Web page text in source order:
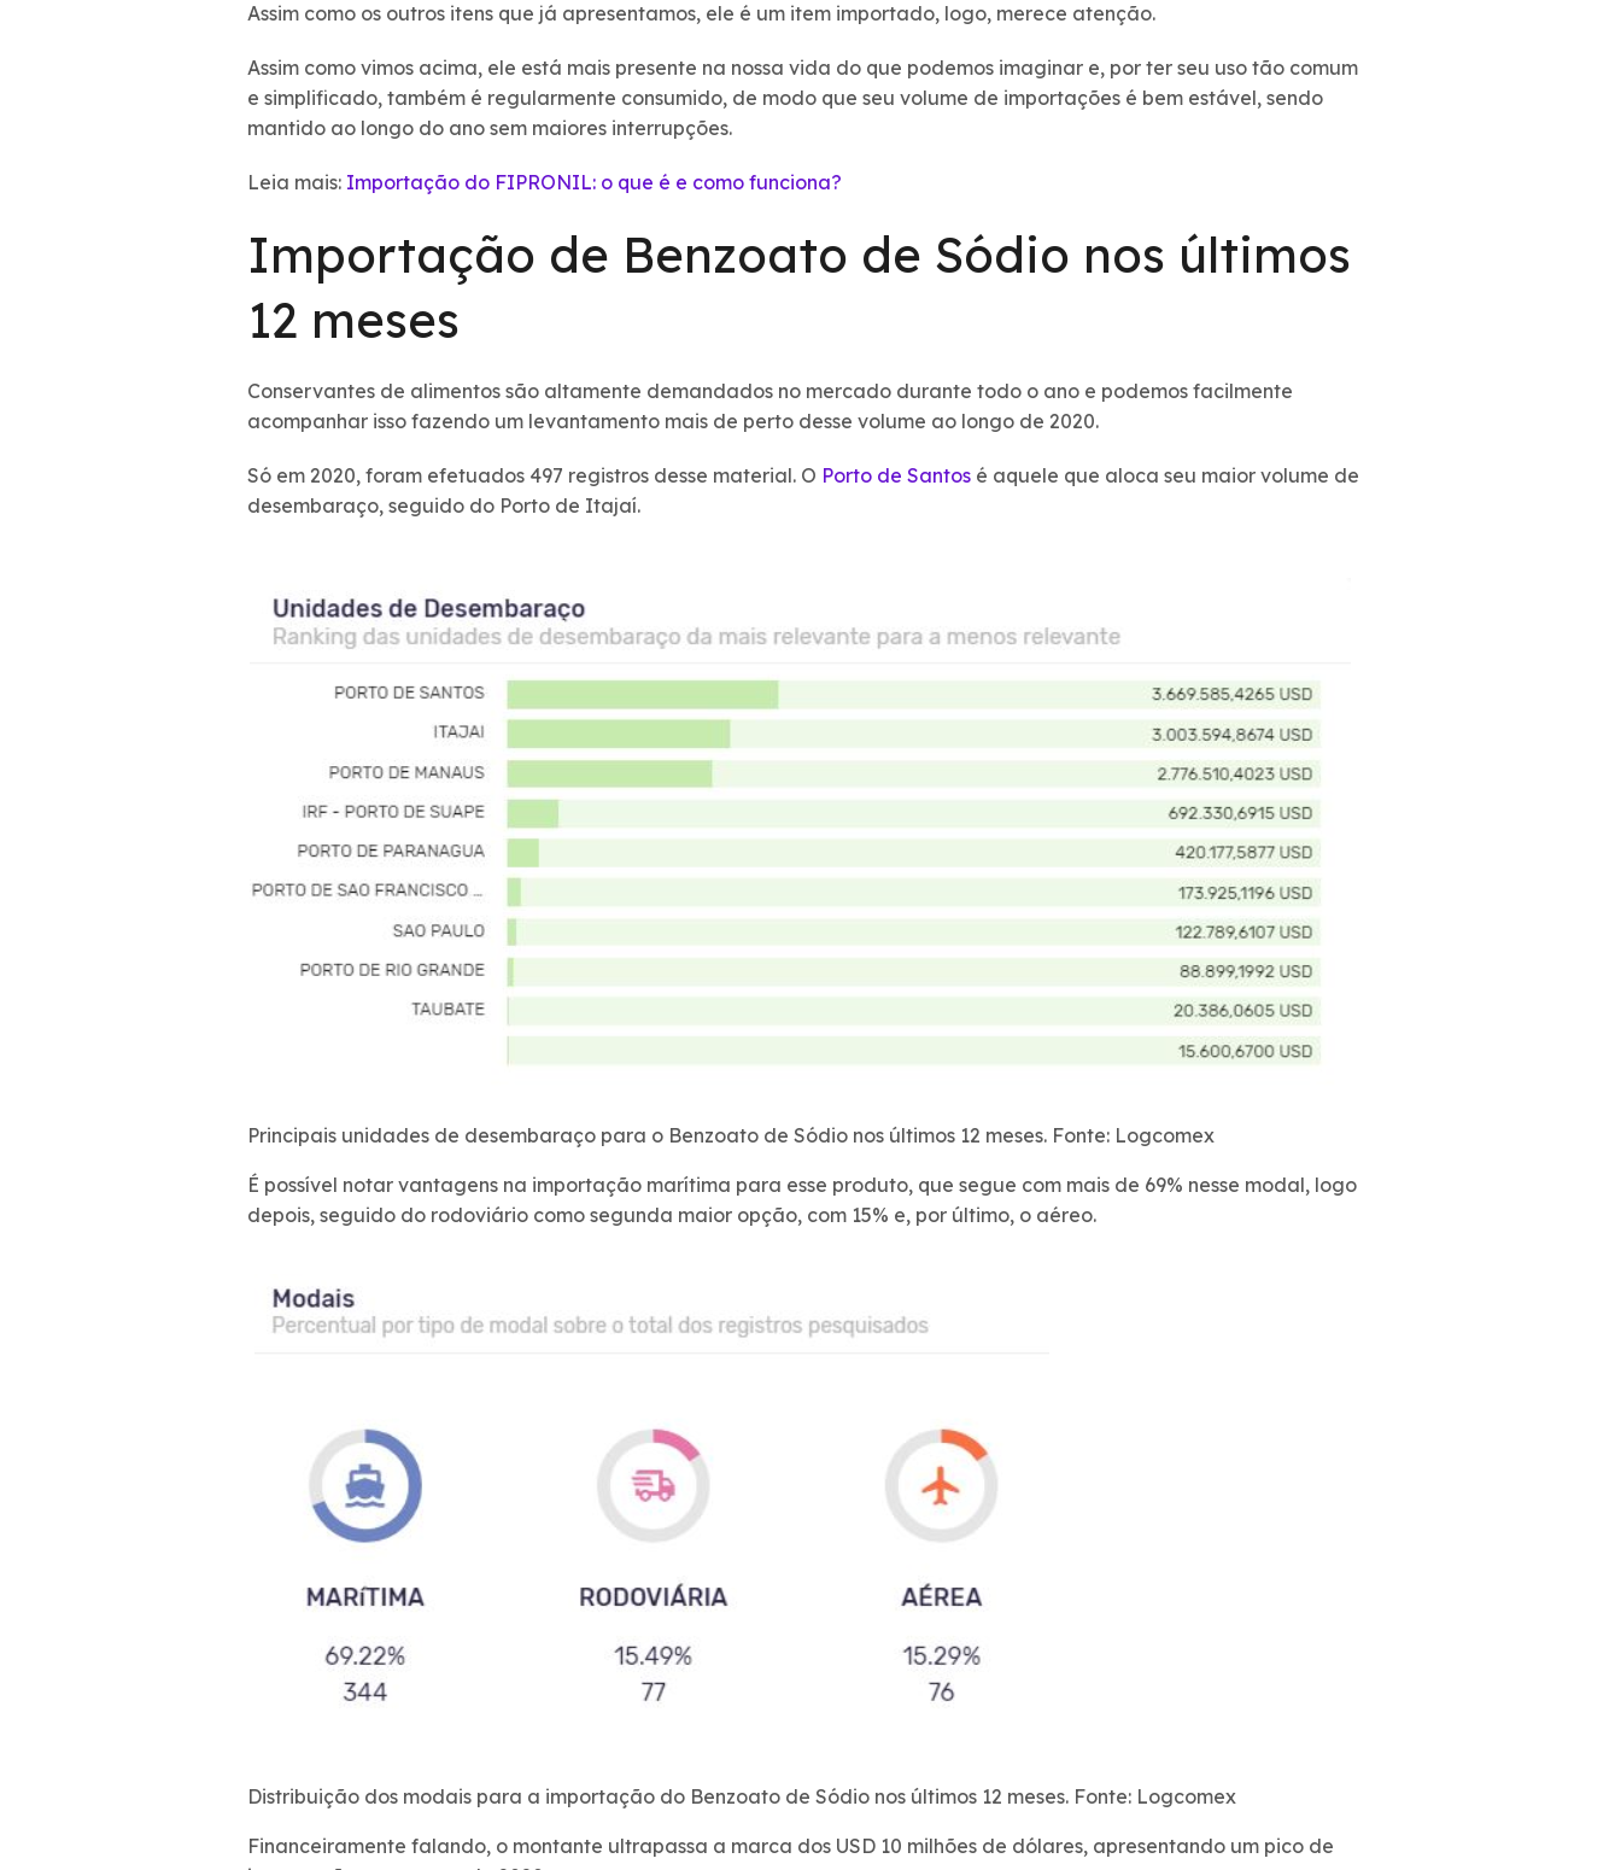
Assim como os outros itens que já apresentamos, ele é um item importado, logo, merece atenção.
Assim como vimos acima, ele está mais presente na nossa vida do que podemos imaginar e, por ter seu uso tão comum
e simplificado, também é regularmente consumido, de modo que seu volume de importações é bem estável, sendo
mantido ao longo do ano sem maiores interrupções.
Leia mais: Importação do FIPRONIL: o que é e como funciona?
Importação de Benzoato de Sódio nos últimos
12 meses
Conservantes de alimentos são altamente demandados no mercado durante todo o ano e podemos facilmente
acompanhar isso fazendo um levantamento mais de perto desse volume ao longo de 2020.
Só em 2020, foram efetuados 497 registros desse material. O Porto de Santosé aquele que aloca seu maior volume de
desembaraço, seguido do Porto de Itajaí.
Principais unidades de desembaraço para o Benzoato de Sódio nos últimos 12 meses. Fonte: Logcomex
É possível notar vantagens na importação marítima para esse produto, que segue com mais de 69% nesse modal, logo
depois, seguido do rodoviário como segunda maior opção, com 15% e, por último, o aéreo.
Distribuição dos modais para a importação do Benzoato de Sódio nos últimos 12 meses. Fonte: Logcomex
Financeiramente falando, o montante ultrapassa a marca dos USD 10 milhões de dólares, apresentando um pico de